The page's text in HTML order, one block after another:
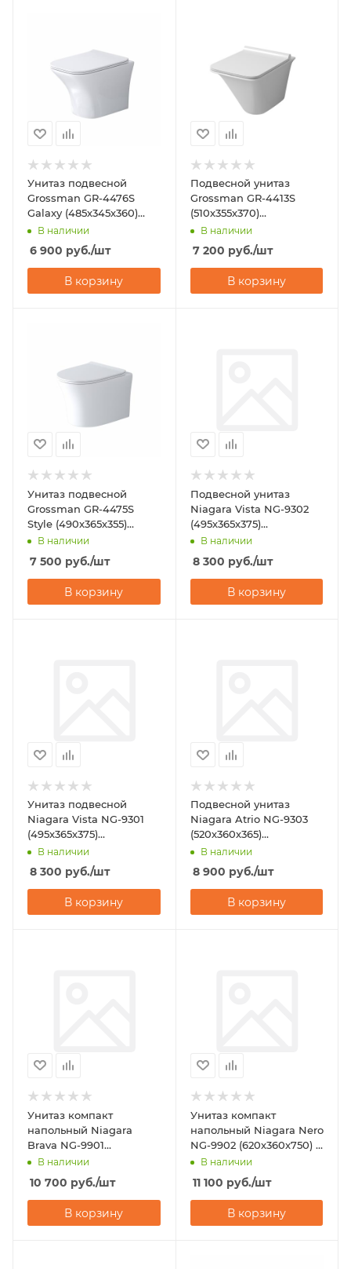
Унитаз подвесной
Grossman GR-4476S
Galaxy (485х345х360)
горизонтальный выпуск
В наличии
6 900 руб./шт
В корзину
Подвесной унитаз
Grossman GR-4413S
(510х355х370)
горизонтальный выпуск
В наличии
7 200 руб./шт
В корзину
Унитаз подвесной
Grossman GR-4475S
Style (490х365х355)
горизонтальный выпуск
В наличии
7 500 руб./шт
В корзину
Подвесной унитаз
Niagara Vista NG-9302
(495х365х375)
горизонтальный выпуск
В наличии
8 300 руб./шт
В корзину
Унитаз подвесной
Niagara Vista NG-9301
(495х365х375)
горизонтальный выпуск
В наличии
8 300 руб./шт
В корзину
Подвесной унитаз
Niagara Atrio NG-9303
(520х360х365)
горизонтальный выпуск
В наличии
8 900 руб./шт
В корзину
Унитаз компакт
напольный Niagara
Brava NG-9901
(630х360х740) с
микролифтом
В наличии
10 700 руб./шт
В корзину
Унитаз компакт
напольный Niagara Nero
NG-9902 (620х360х750) с
микролифтом
В наличии
11 100 руб./шт
В корзину